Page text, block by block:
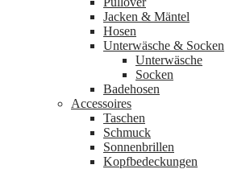
Jacken & Mäntel
Hosen
Unterwäsche & Socken
Unterwäsche
Socken
Badehosen
Accessoires
Taschen
Schmuck
Sonnenbrillen
Kopfbedeckungen